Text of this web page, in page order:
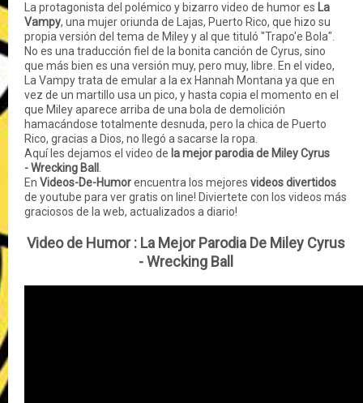
La protagonista del polémico y bizarro video de humor es La
Vampy, una mujer oriunda de Lajas, Puerto Rico, que hizo su
propia versión del tema de Miley y al que tituló "Trapo'e Bola".
No es una traducción fiel de la bonita canción de Cyrus, sino
que más bien es una versión muy, pero muy, libre. En el video,
La Vampy trata de emular a la ex Hannah Montana ya que en
vez de un martillo usa un pico, y hasta copia el momento en el
que Miley aparece arriba de una bola de demolición
hamacándose totalmente desnuda, pero la chica de Puerto
Rico, gracias a Dios, no llegó a sacarse la ropa.
Aquí les dejamos el video de la mejor parodia de Miley Cyrus
- Wrecking Ball
En Videos-De-Humorencuentra los mejores videos divertidos
de youtube para ver gratis on line! Diviertete con los videos más
graciosos de la web, actualizados a diario!
Video de Humor : La Mejor Parodia De Miley Cyrus
- Wrecking Ball